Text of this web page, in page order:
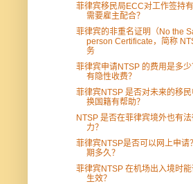
菲律宾移民局ECC对工作签持
需要雇主配合？
菲律宾的非重名证明（No the
person Certificate，简称
务
菲律宾申请NTSP 的费用是多
有隐性收费？
菲律宾NTSP 是否对未来的移
换国籍有帮助？
NTSP 是否在菲律宾境外也有
力？
菲律宾NTSP是否可以网上申请
期多久？
菲律宾NTSP 在机场出入境时能
生效？